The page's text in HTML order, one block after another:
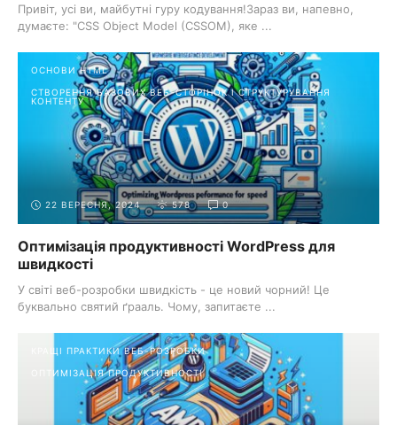
Привіт, усі ви, майбутні гуру кодування!Зараз ви, напевно,
думаєте: "CSS Object Model (CSSOM), яке ...
ОСНОВИ HTML
СТВОРЕННЯ БАЗОВИХ ВЕБ-СТОРІНОК І СТРУКТУРУВАННЯ
КОНТЕНТУ
22 ВЕРЕСНЯ, 2024 578 0
Оптимізація продуктивності WordPress для
швидкості
У світі веб-розробки швидкість - це новий чорний! Це
буквально святий ґрааль. Чому, запитаєте ...
КРАЩІ ПРАКТИКИ ВЕБ-РОЗРОБКИ
ОПТИМІЗАЦІЯ ПРОДУКТИВНОСТІ